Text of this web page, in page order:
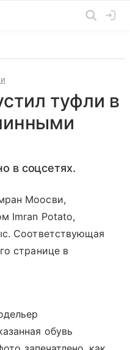
туфли в
в соцсетях.
Моосви,
Imran Potato,
Соответствующая
странице в
обувь